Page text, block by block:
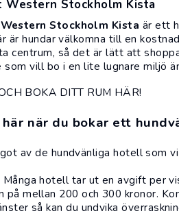
Western Stockholm Kista
Stockholm Kista är ett
är hundar välkomna till en
centrum, så det är lätt att
vill bo i en lite lugnare miljö
BOKA DITT RUM HÄR!
när du bokar ett
av de hundvänliga hotell som
Många hotell tar ut en avgift per
på mellan 200 och 300 kronor.
så kan du undvika